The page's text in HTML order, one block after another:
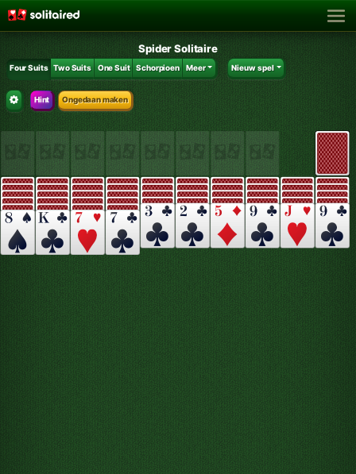
Spider Solitaire
Four Suits Two Suits One Suit Schorpioen Meer Nieuw spel
Hint Ongedaan maken